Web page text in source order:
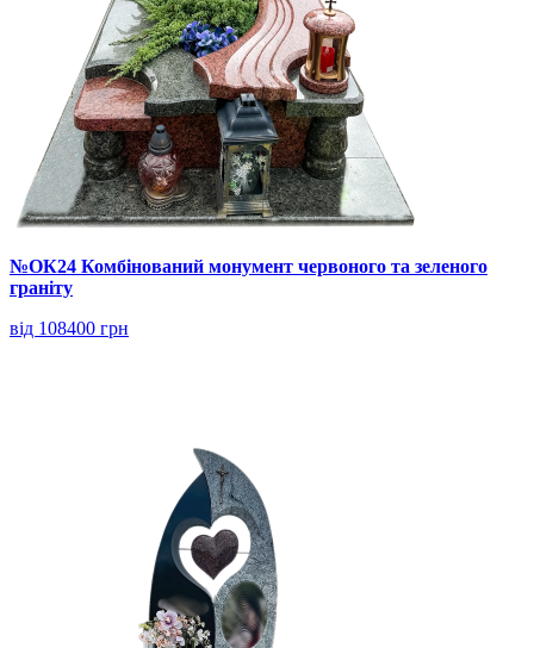
№ОК24 Комбінований монумент червоного та зеленого
граніту
від 108400 грн